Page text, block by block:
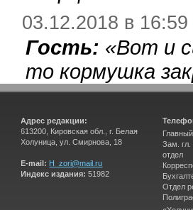
03.12.2018 в 16:59
Гость: «Вот и
то кормушка
Адрес редакции:
613200, Кировская обл., г. Белая
Холуница, ул. Смирнова, 18
E-mail: H_zori@mail.ru
Индекс издания: 51982
Зам. гл.
отдел
Отдел